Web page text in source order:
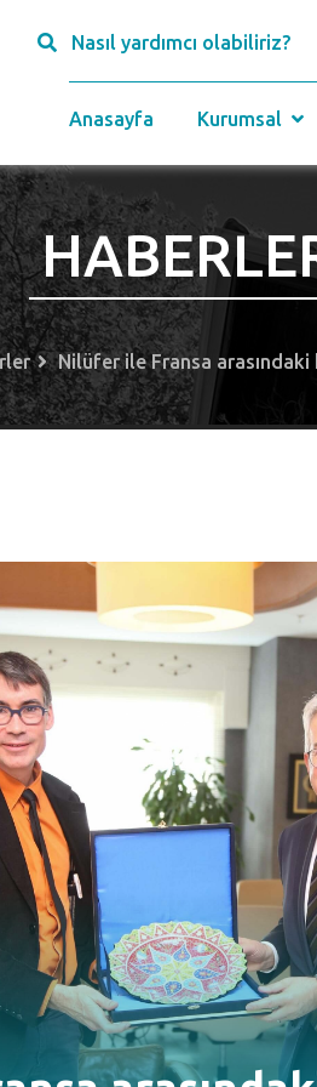
Nasıl yardımcı olabiliriz?
Anasayfa Kurumsal
Nilüfer ile Fransa